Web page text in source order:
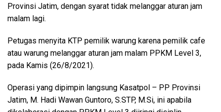
Provinsi Jatim, dengan syarat tidak melanggar aturan jam
malam lagi.
Petugas menyita KTP pemilik warung karena pemilik cafe
atau warung melanggar aturan jam malam PPKM Level 3,
pada Kamis (26/8/2021).
Operasi yang dipimpin langsung Kasatpol – PP Provinsi
Jatim, M. Hadi Wawan Guntoro, S.STP, M.Si, ini apabila